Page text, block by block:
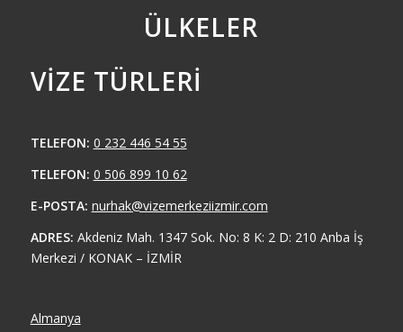
ÜLKELER
VIZE TÜRLERI
TELEFON: 0 232 446 54 55
TELEFON: 0 506 899 10 62
E-POSTA: nurhak@vizemerkeziizmir.com
ADRES: Akdeniz Mah. 1347 Sok. No: 8 K: 2 D: 210 Anba İş
Merkezi / KONAK – İZMİR
Almanya